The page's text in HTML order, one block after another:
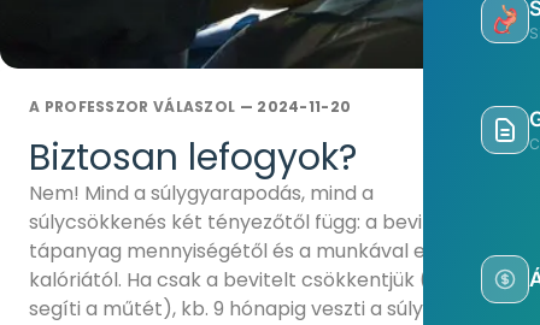
A PROFESSZOR VÁLASZOL — 2024-11-20
Biztosan lefogyok?
Nem! Mind a súlygyarapodás, mind a
súlycsökkenés két tényezőtől függ: a bevitt
tápanyag mennyiségétől és a munkával elégetett
kalóriától. Ha csak a bevitelt csökkentjük (ezt
segíti a műtét), kb. 9 hónapig veszti a súlyát, majd